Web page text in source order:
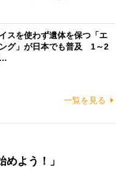
スを使わず遺体を保つ「エ
グ」が日本でも普及 1～2
…
一覧を見る
よう！」